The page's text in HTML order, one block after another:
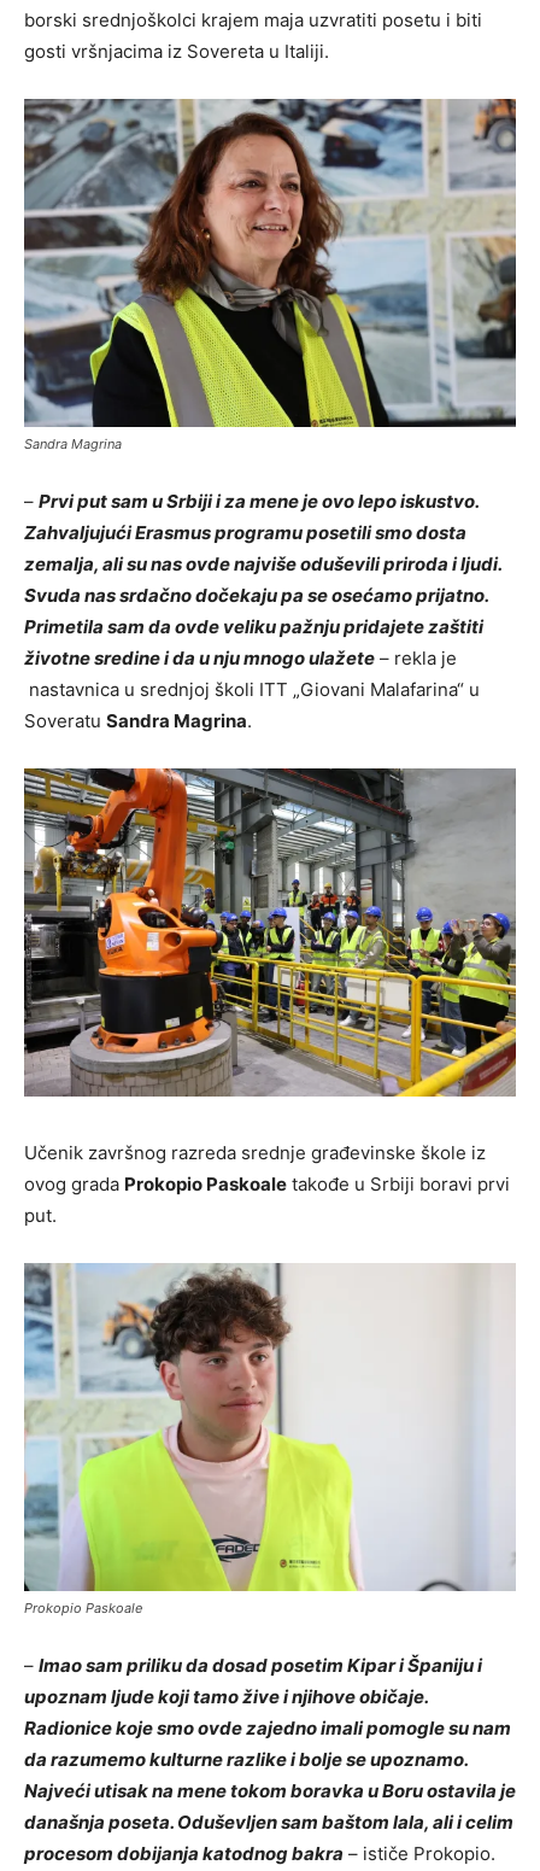
borski srednjoškolci krajem maja uzvratiti posetu i biti
gosti vršnjacima iz Sovereta u Italiji.
Sandra Magrina
– Prvi put sam u Srbiji i za mene je ovo lepo iskustvo.
Zahvaljujući Erasmus programu posetili smo dosta
zemalja, ali su nas ovde najviše oduševili priroda i ljudi.
Svuda nas srdačno dočekaju pa se osećamo prijatno.
Primetila sam da ovde veliku pažnju pridajete zaštiti
životne sredine i da u nju mnogo ulažete – rekla je
nastavnica u srednjoj školi ITT „Giovani Malafarina“ u
Soveratu Sandra Magrina.
Učenik završnog razreda srednje građevinske škole iz
ovog grada Prokopio Paskoale takođe u Srbiji boravi prvi
put.
Prokopio Paskoale
– Imao sam priliku da dosad posetim Kipar i Španiju i
upoznam ljude koji tamo žive i njihove običaje.
Radionice koje smo ovde zajedno imali pomogle su nam
da razumemo kulturne razlike i bolje se upoznamo.
Najveći utisak na mene tokom boravka u Boru ostavila je
današnja poseta. Oduševljen sam baštom lala, ali i celim
procesom dobijanja katodnog bakra – ističe Prokopio.